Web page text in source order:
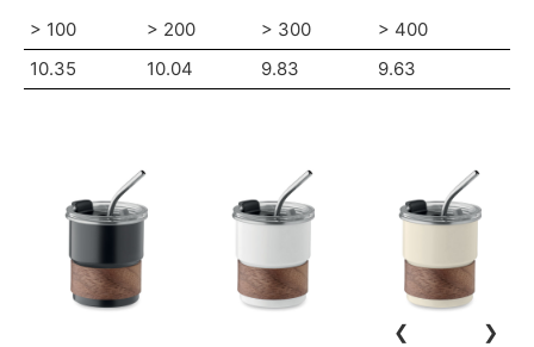
> 100 > 200 > 300
> 400
10.35
10.04 9.83 9.63
❮ ❯